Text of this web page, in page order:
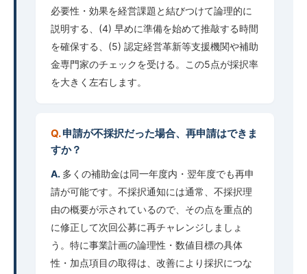
必要性・効果を経営課題と結びつけて論理的に
説明する、(4) 早めに準備を始めて推敲する時間
を確保する、(5) 認定経営革新等支援機関や補助
金専門家のチェックを受ける。この5点が採択率
を大きく左右します。
申請が不採択だった場合、再申請はできま
すか？
多くの補助金は同一年度内・翌年度でも再申
請が可能です。不採択通知には通常、不採択理
由の概要が示されているので、その点を重点的
に修正して次回公募に再チャレンジしましょ
う。特に事業計画の論理性・数値目標の具体
性・加点項目の取得は、改善により採択につな